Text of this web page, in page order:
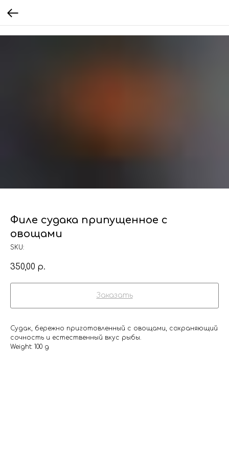
Филе судака припущенное с
овощами
SKU:
350,00 р.
Заказать
Судак, бережно приготовленный с овощами, сохраняющий
сочность и естественный вкус рыбы.
Weight: 100 g